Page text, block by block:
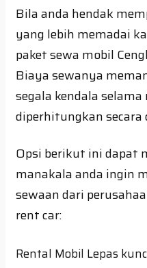
Bila anda hendak
yang lebih memadai
paket sewa mobil
Biaya sewanya
segala kendala
diperhitungkan secara
Opsi berikut ini dapat
manakala anda ingin
sewaan dari
rent car:
Rental Mobil Lepas